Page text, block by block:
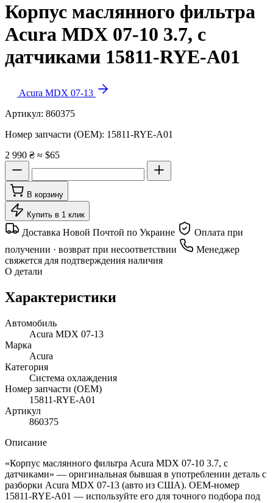
Корпус маслянного фильтра
Acura MDX 07-10 3.7, с
датчиками 15811-RYE-A01
Acura MDX 07-13
Артикул: 860375
Номер запчасти (OEM): 15811-RYE-A01
2 990 ₴ ≈ $65
В корзину
Купить в 1 клик
Доставка Новой Почтой по Украине
Оплата при
получении · возврат при несоответствии
Менеджер
свяжется для подтверждения наличия
О детали
Характеристики
Автомобиль
Acura MDX 07-13
Марка
Acura
Категория
Система охлаждения
Номер запчасти (OEM)
15811-RYE-A01
Артикул
860375
Описание
«Корпус маслянного фильтра Acura MDX 07-10 3.7, с
датчиками» — оригинальная бывшая в употреблении деталь с
разборки Acura MDX 07-13 (авто из США). OEM-номер
15811-RYE-A01 — используйте его для точного подбора под